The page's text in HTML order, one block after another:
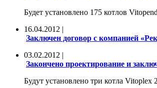
Будет установлено 175 котлов
16.04.2012 |
Заключен договор с компанией
03.02.2012 |
Закончено проектирование и
Будут установлено три котла